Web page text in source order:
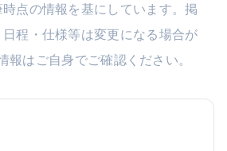
点の情報を基にしています。掲
程・仕様等は変更になる場合が
報はご自身でご確認ください。